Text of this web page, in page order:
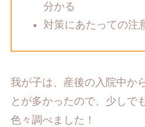
分かる
対策にあたっての注
我が子は、産後の入院中か
とが多かったので、少しで
色々調べました！